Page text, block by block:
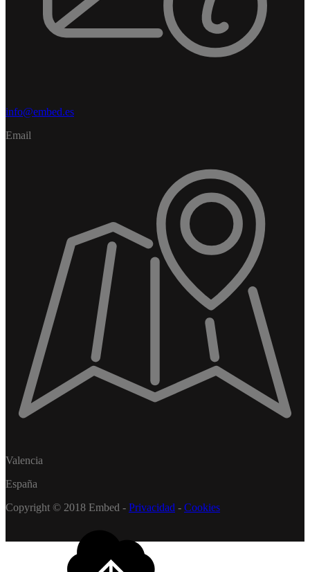
info@embed.es
Email
Valencia
España
Copyright © 2018 Embed - Privacidad - Cookies